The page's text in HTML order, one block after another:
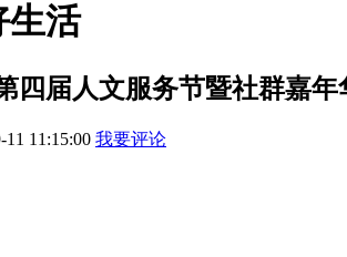
活
四届人文服务节暨社群嘉年
11 11:15:00 我要评论